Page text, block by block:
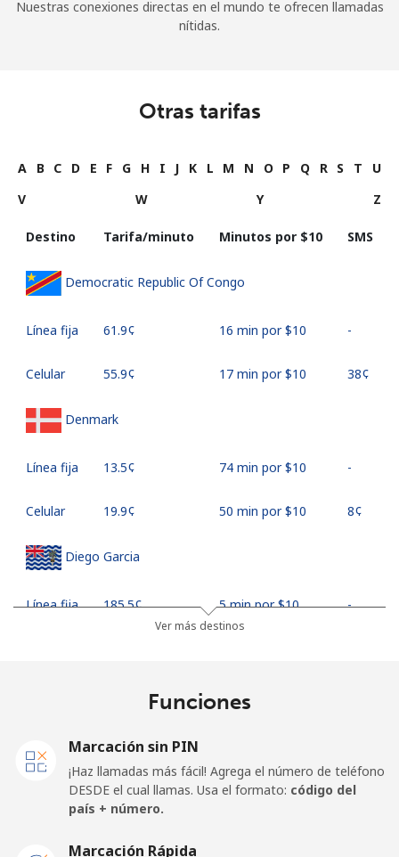
Nuestras conexiones directas en el mundo te ofrecen llamadas
nítidas.
Otras tarifas
A B C D E F G H I J K L M N O P Q R S T
U
V
W Y Z
Destino Tarifa/minuto Minutos por ⁦$10⁩ SMS
Democratic Republic Of Congo
Línea fija ⁦61.9¢⁩ 16 min por ⁦$10⁩ -
Celular ⁦55.9¢⁩ 17 min por ⁦$10⁩ ⁦38¢⁩
Denmark
Línea fija ⁦13.5¢⁩ 74 min por ⁦$10⁩ -
Celular ⁦19.9¢⁩ 50 min por ⁦$10⁩ ⁦8¢⁩
Diego Garcia
Línea fija ⁦185.5¢⁩ 5 min por ⁦$10⁩ -
Línea fija ⁦43.5¢⁩
⁦43.5¢⁩ 22 min por ⁦$10⁩ ⁦14¢⁩
Ver más destinos
Funciones
Marcación sin PIN
¡Haz llamadas más fácil! Agrega el número de teléfono
DESDE el cual llamas. Usa el formato: código del
país + número.
Marcación Rápida